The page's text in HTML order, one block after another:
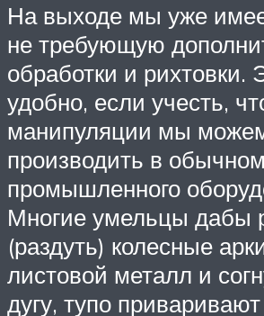
На выходе мы уже
не требующую
обработки и рихтовки.
удобно, если учесть,
манипуляции мы
производить в
промышленного
Многие умельцы дабы
(раздуть) колесные
листовой металл и
дугу, тупо